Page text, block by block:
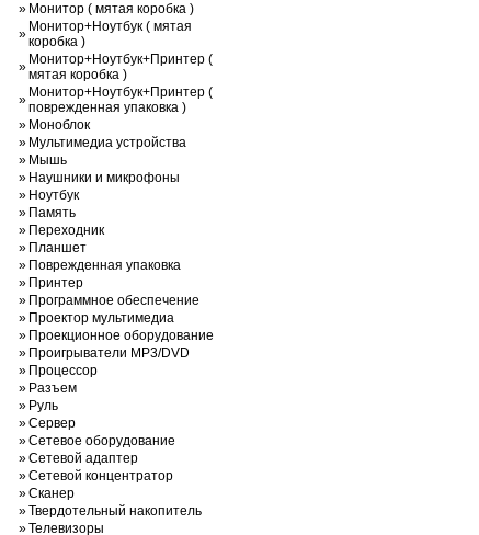
» Монитор ( мятая коробка )
» Монитор+Ноутбук ( мятая
коробка )
» Монитор+Ноутбук+Принтер (
мятая коробка )
» Монитор+Ноутбук+Принтер (
поврежденная упаковка )
» Моноблок
» Мультимедиа устройства
» Мышь
» Наушники и микрофоны
» Ноутбук
» Память
» Переходник
» Планшет
» Поврежденная упаковка
» Принтер
» Программное обеспечение
» Проектор мультимедиа
» Проекционное оборудование
» Проигрыватели MP3/DVD
» Процессор
» Разъем
» Руль
»Сервер
»Сетевое оборудование
»Сетевой адаптер
»Сетевой концентратор
»Сканер
»Твердотельный накопитель
»Телевизоры